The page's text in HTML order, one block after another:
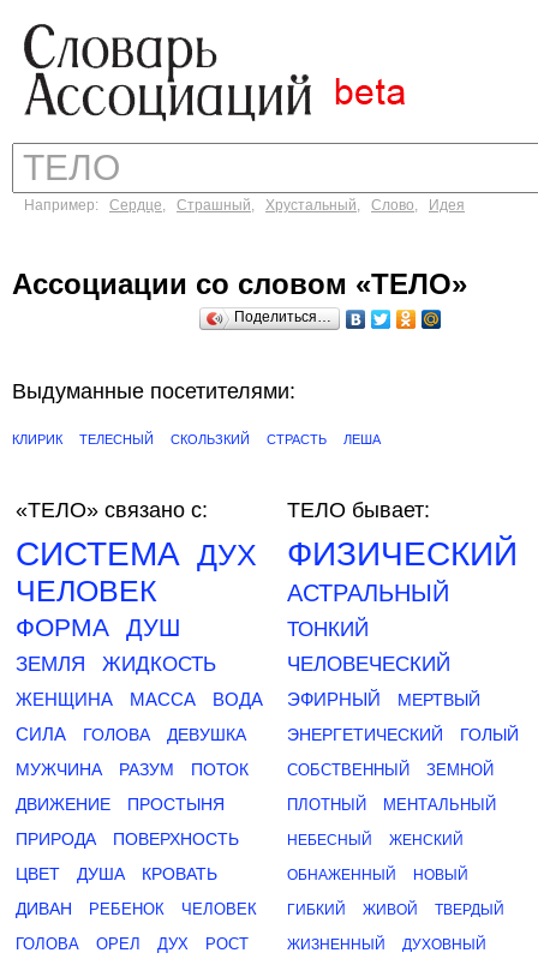
Например: Сердце, Страшный, Хрустальный, Слово, Идея
Ассоциации со словом «ТЕЛО»
Поделиться…
Выдуманные посетителями:
КЛИРИК ТЕЛЕСНЫЙ СКОЛЬЗКИЙ СТРАСТЬ ЛЕША
«ТЕЛО» связано с:
СИСТЕМА ДУХ
ЧЕЛОВЕК
ФОРМА ДУШ
ЗЕМЛЯ ЖИДКОСТЬ
ЖЕНЩИНА МАССА
ВОДА
СИЛА
ГОЛОВА
ДЕВУШКА
МУЖЧИНА
РАЗУМ
ПОТОК
ДВИЖЕНИЕ
ПРОСТЫНЯ
ПРИРОДА
ПОВЕРХНОСТЬ
ЦВЕТ
ДУША
КРОВАТЬ
ДИВАН
РЕБЕНОК
ЧЕЛОВЕК
ГОЛОВА
ОРЕЛ ДУХ
РОСТ
ТЕЛО бывает:
ФИЗИЧЕСКИЙ
АСТРАЛЬНЫЙ
ТОНКИЙ
ЧЕЛОВЕЧЕСКИЙ
ЭФИРНЫЙ
МЕРТВЫЙ
ЭНЕРГЕТИЧЕСКИЙ
ГОЛЫЙ
СОБСТВЕННЫЙ
ЗЕМНОЙ
ПЛОТНЫЙ
МЕНТАЛЬНЫЙ
НЕБЕСНЫЙ ЖЕНСКИЙ
ОБНАЖЕННЫЙ НОВЫЙ
ГИБКИЙ ЖИВОЙ ТВЕРДЫЙ
ЖИЗНЕННЫЙ ДУХОВНЫЙ